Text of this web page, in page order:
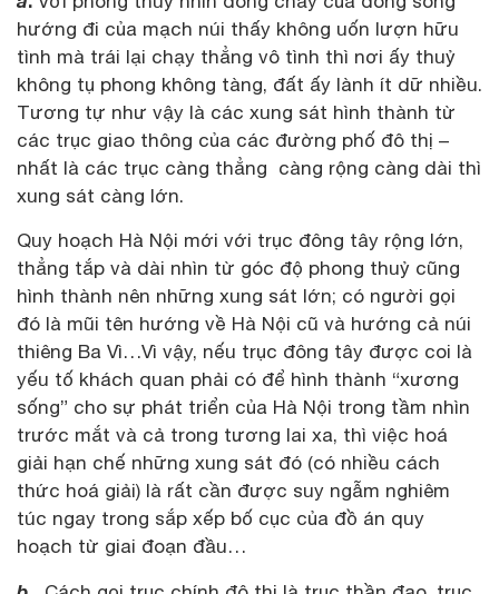
hướng đi của mạch núi thấy không uốn lượn hữu
tình mà trái lại chạy thẳng vô tình thì nơi ấy thuỷ
không tụ phong không tàng, đất ấy lành ít dữ nhiều.
Tương tự như vậy là các xung sát hình thành từ
các trục giao thông của các đường phố đô thị –
nhất là các trục càng thẳng càng rộng càng dài thì
xung sát càng lớn.
Quy hoạch Hà Nội mới với trục đông tây rộng lớn,
thẳng tắp và dài nhìn từ góc độ phong thuỷ cũng
hình thành nên những xung sát lớn; có người gọi
đó là mũi tên hướng về Hà Nội cũ và hướng cả núi
thiêng Ba Vì…Vì vậy, nếu trục đông tây được coi là
yếu tố khách quan phải có để hình thành “xương
sống” cho sự phát triển của Hà Nội trong tầm nhìn
trước mắt và cả trong tương lai xa, thì việc hoá
giải hạn chế những xung sát đó (có nhiều cách
thức hoá giải) là rất cần được suy ngẫm nghiêm
túc ngay trong sắp xếp bố cục của đồ án quy
hoạch từ giai đoạn đầu…